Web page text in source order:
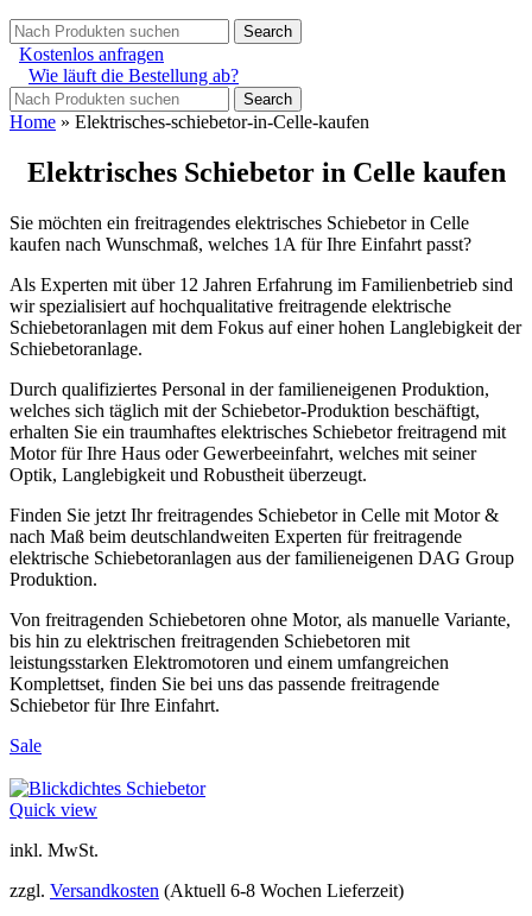
Search
Kostenlos anfragen
Wie läuft die Bestellung ab?
Search
Home » Elektrisches-schiebetor-in-Celle-kaufen
Elektrisches Schiebetor in Celle kaufen
Sie möchten ein freitragendes elektrisches Schiebetor in Celle
kaufen nach Wunschmaß, welches 1A für Ihre Einfahrt passt?
Als Experten mit über 12 Jahren Erfahrung im Familienbetrieb sind
wir spezialisiert auf hochqualitative freitragende elektrische
Schiebetoranlagen mit dem Fokus auf einer hohen Langlebigkeit der
Schiebetoranlage.
Durch qualifiziertes Personal in der familieneigenen Produktion,
welches sich täglich mit der Schiebetor-Produktion beschäftigt,
erhalten Sie ein traumhaftes elektrisches Schiebetor freitragend mit
Motor für Ihre Haus oder Gewerbeeinfahrt, welches mit seiner
Optik, Langlebigkeit und Robustheit überzeugt.
Finden Sie jetzt Ihr freitragendes Schiebetor in Celle mit Motor &
nach Maß beim deutschlandweiten Experten für freitragende
elektrische Schiebetoranlagen aus der familieneigenen DAG Group
Produktion.
Von freitragenden Schiebetoren ohne Motor, als manuelle Variante,
bis hin zu elektrischen freitragenden Schiebetoren mit
leistungsstarken Elektromotoren und einem umfangreichen
Komplettset, finden Sie bei uns das passende freitragende
Schiebetor für Ihre Einfahrt.
Sale
Quick view
inkl. MwSt.
zzgl. Versandkosten (Aktuell 6-8 Wochen Lieferzeit)